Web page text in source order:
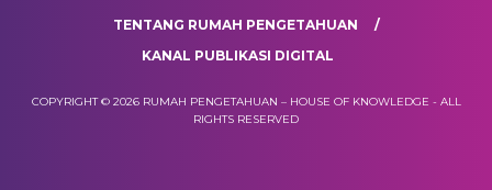
TENTANG RUMAH PENGETAHUAN
KANAL PUBLIKASI DIGITAL
COPYRIGHT © 2026 RUMAH PENGETAHUAN – HOUSE OF KNOWLEDGE - ALL
RIGHTS RESERVED